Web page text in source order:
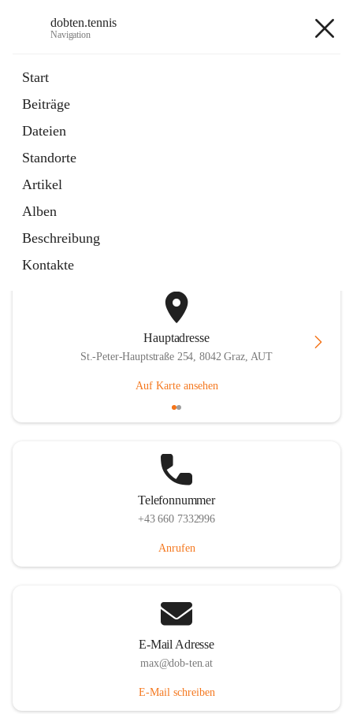
dobten.tennis
Navigation
Start
Beiträge
Dateien
Standorte
Artikel
Alben
Beschreibung
Kontakte
Externe Webseite
in
Tab
Online-Reservierung
Externe Webseite
öffnet
in
neuem
Tab
Hauptadresse
St.-Peter-Hauptstraße 254, 8042 Graz, AUT
Auf Karte ansehen
Telefonnummer
+43 660 7332996
Anrufen
E-Mail Adresse
max@dob-ten.at
E-Mail schreiben